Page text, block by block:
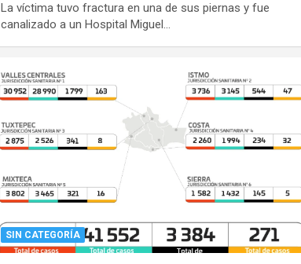
La víctima tuvo fractura en una de sus piernas y fue
canalizado a un Hospital Miguel…
SIN CATEGORÍA